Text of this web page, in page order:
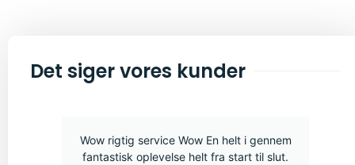
Det siger vores kunder
Wow rigtig service Wow En helt i gennem
fantastisk oplevelse helt fra start til slut.